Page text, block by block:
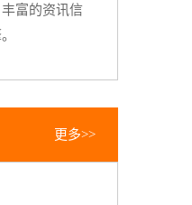
富的资讯信
更多>>